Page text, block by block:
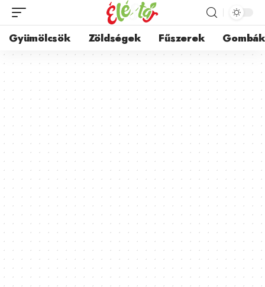
Gyümölcsök Zöldségek Fűszerek Gombák